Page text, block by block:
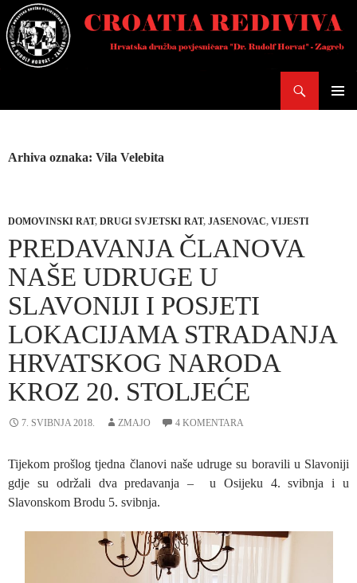
Skoči
do
sadržaja
Arhiva oznaka: Vila Velebita
DOMOVINSKI RAT, DRUGI SVJETSKI RAT, JASENOVAC, VIJESTI
PREDAVANJA ČLANOVA
NAŠE UDRUGE U
SLAVONIJI I POSJETI
LOKACIJAMA STRADANJA
HRVATSKOG NARODA
KROZ 20. STOLJEĆE
7. SVIBNJA 2018. ZMAJO 4 KOMENTARA
Tijekom prošlog tjedna članovi naše udruge su boravili u Slavoniji
gdje su održali dva predavanja – u Osijeku 4. svibnja i u
Slavonskom Brodu 5. svibnja.